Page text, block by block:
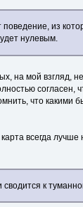
из
нулевым.
на мой взгляд,
что какими
всегда
к